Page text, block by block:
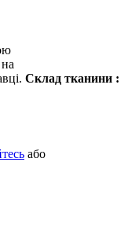
Склад тканини :
або